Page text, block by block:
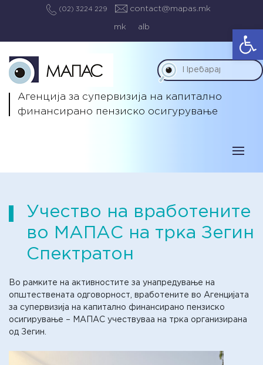
(02) 3224 229 contact@mapas.mk
mk alb
Агенција за супервизија на капитално
финансирано пензиско осигурување
Учество на вработените
во МАПАС на трка Зегин
Спектратон
Во рамките на активностите за унапредување на
општествената одговорност, вработените во Агенцијата
за супервизија на капитално финансирано пензиско
осигирување – МАПАС учествуваа на трка организирана
од Зегин.